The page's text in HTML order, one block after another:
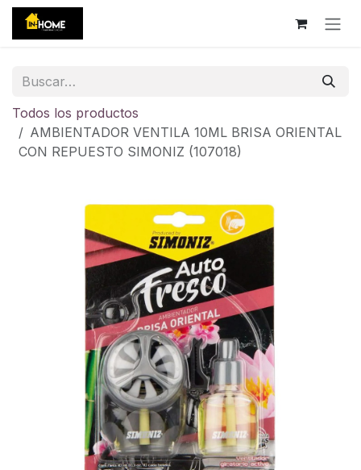
Ir al contenido
Todos los productos
AMBIENTADOR VENTILA 10ML BRISA ORIENTAL
CON REPUESTO SIMONIZ (107018)